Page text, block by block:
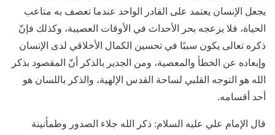
يجعل الإنسان يعتمد على القادر الواحد عندما تعصف به متاعب
الحياة، فلا يزعجه بحر الأحداث في الأوقات العصيبة، وكذلك فإنّ
ذكره تعالى يكون سببًا في تحسين الكمال الأخلاقي لدى الإنسان
وإبعاده عن الخطأ والمعصية، ومن الجدير بالذكر أنّ المقصود بذكر
الله هو التوجه القلبي لساحة القدس الإلهية، والذكر باللسان هو
أحد أقسامه.
قال الإمام علي عليه السلام: ذكر الله جلاء الصدور وطمأنينة